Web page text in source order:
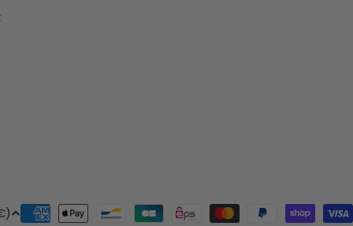
€)
Modes